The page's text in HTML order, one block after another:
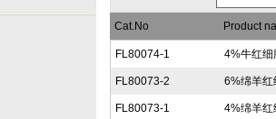
Cat.No Product
FL80074-1 4%牛红细
FL80073-2 6%绵羊红
FL80073-1 4%绵羊红